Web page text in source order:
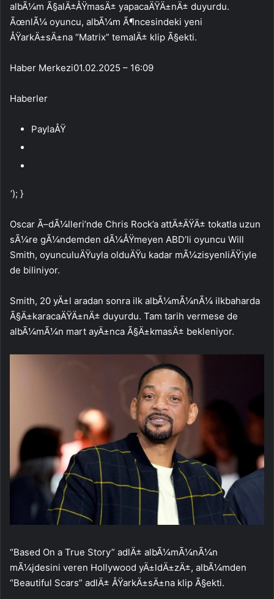
albÃ¼m Ã§alÄ±ÅŸmasÄ± yapacaÄŸÄ±nÄ± duyurdu.
ÃœnlÃ¼ oyuncu, albÃ¼m Ã¶ncesindeki yeni
ÅŸarkÄ±sÄ±na “Matrix” temalÄ± klip Ã§ekti.
Haber Merkezi01.02.2025 – 16:09
Haberler
PaylaÅŸ
‘); }
Oscar Ã–dÃ¼lleri’nde Chris Rock’a attÄ±ÄŸÄ± tokatla uzun
sÃ¼re gÃ¼ndemden dÃ¼ÅŸmeyen ABD’li oyuncu Will
Smith, oyunculuÄŸuyla olduÄŸu kadar mÃ¼zisyenliÄŸiyle
de biliniyor.
Smith, 20 yÄ±l aradan sonra ilk albÃ¼mÃ¼nÃ¼ ilkbaharda
Ã§Ä±karacaÄŸÄ±nÄ± duyurdu. Tam tarih vermese de
albÃ¼mÃ¼n mart ayÄ±nca Ã§Ä±kmasÄ± bekleniyor.
“Based On a True Story” adlÄ± albÃ¼mÃ¼nÃ¼n
mÃ¼jdesini veren Hollywood yÄ±ldÄ±zÄ±, albÃ¼mden
“Beautiful Scars” adlÄ± ÅŸarkÄ±sÄ±na klip Ã§ekti.